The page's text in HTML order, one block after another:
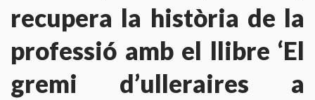
recupera la història de la
professió amb el llibre ‘El
gremi d’ulleraires a